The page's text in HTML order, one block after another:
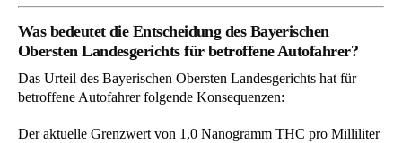
Was bedeutet die Entscheidung des Bayerischen
Obersten Landesgerichts für betroffene Autofahrer?
Das Urteil des Bayerischen Obersten Landesgerichts hat für
betroffene Autofahrer folgende Konsequenzen:
Der aktuelle Grenzwert von 1,0 Nanogramm THC pro Milliliter